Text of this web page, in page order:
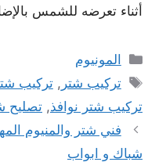
أثناء تعرضه للشمس
التصنيفات
المونيوم
الوسوم
تركيب شتر ,تركيب
تركيب شتر نوافذ, تصليح
شباك و ابواب